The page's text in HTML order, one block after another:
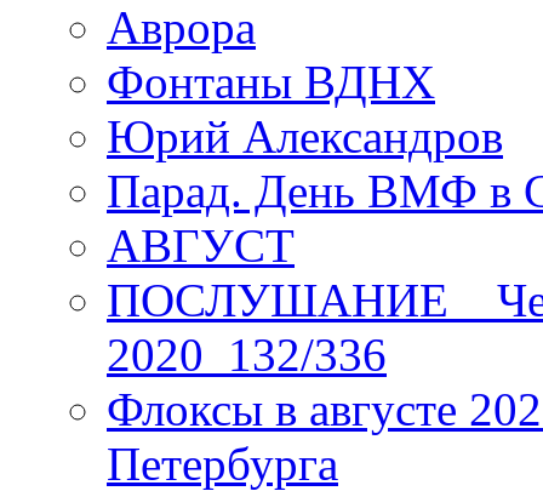
Аврора
Фонтаны ВДНХ
Юрий Александров
Парад. День ВМФ в
АВГУСТ
ПОСЛУШАНИЕ _
2020_132/336
Флоксы в августе
Петербурга